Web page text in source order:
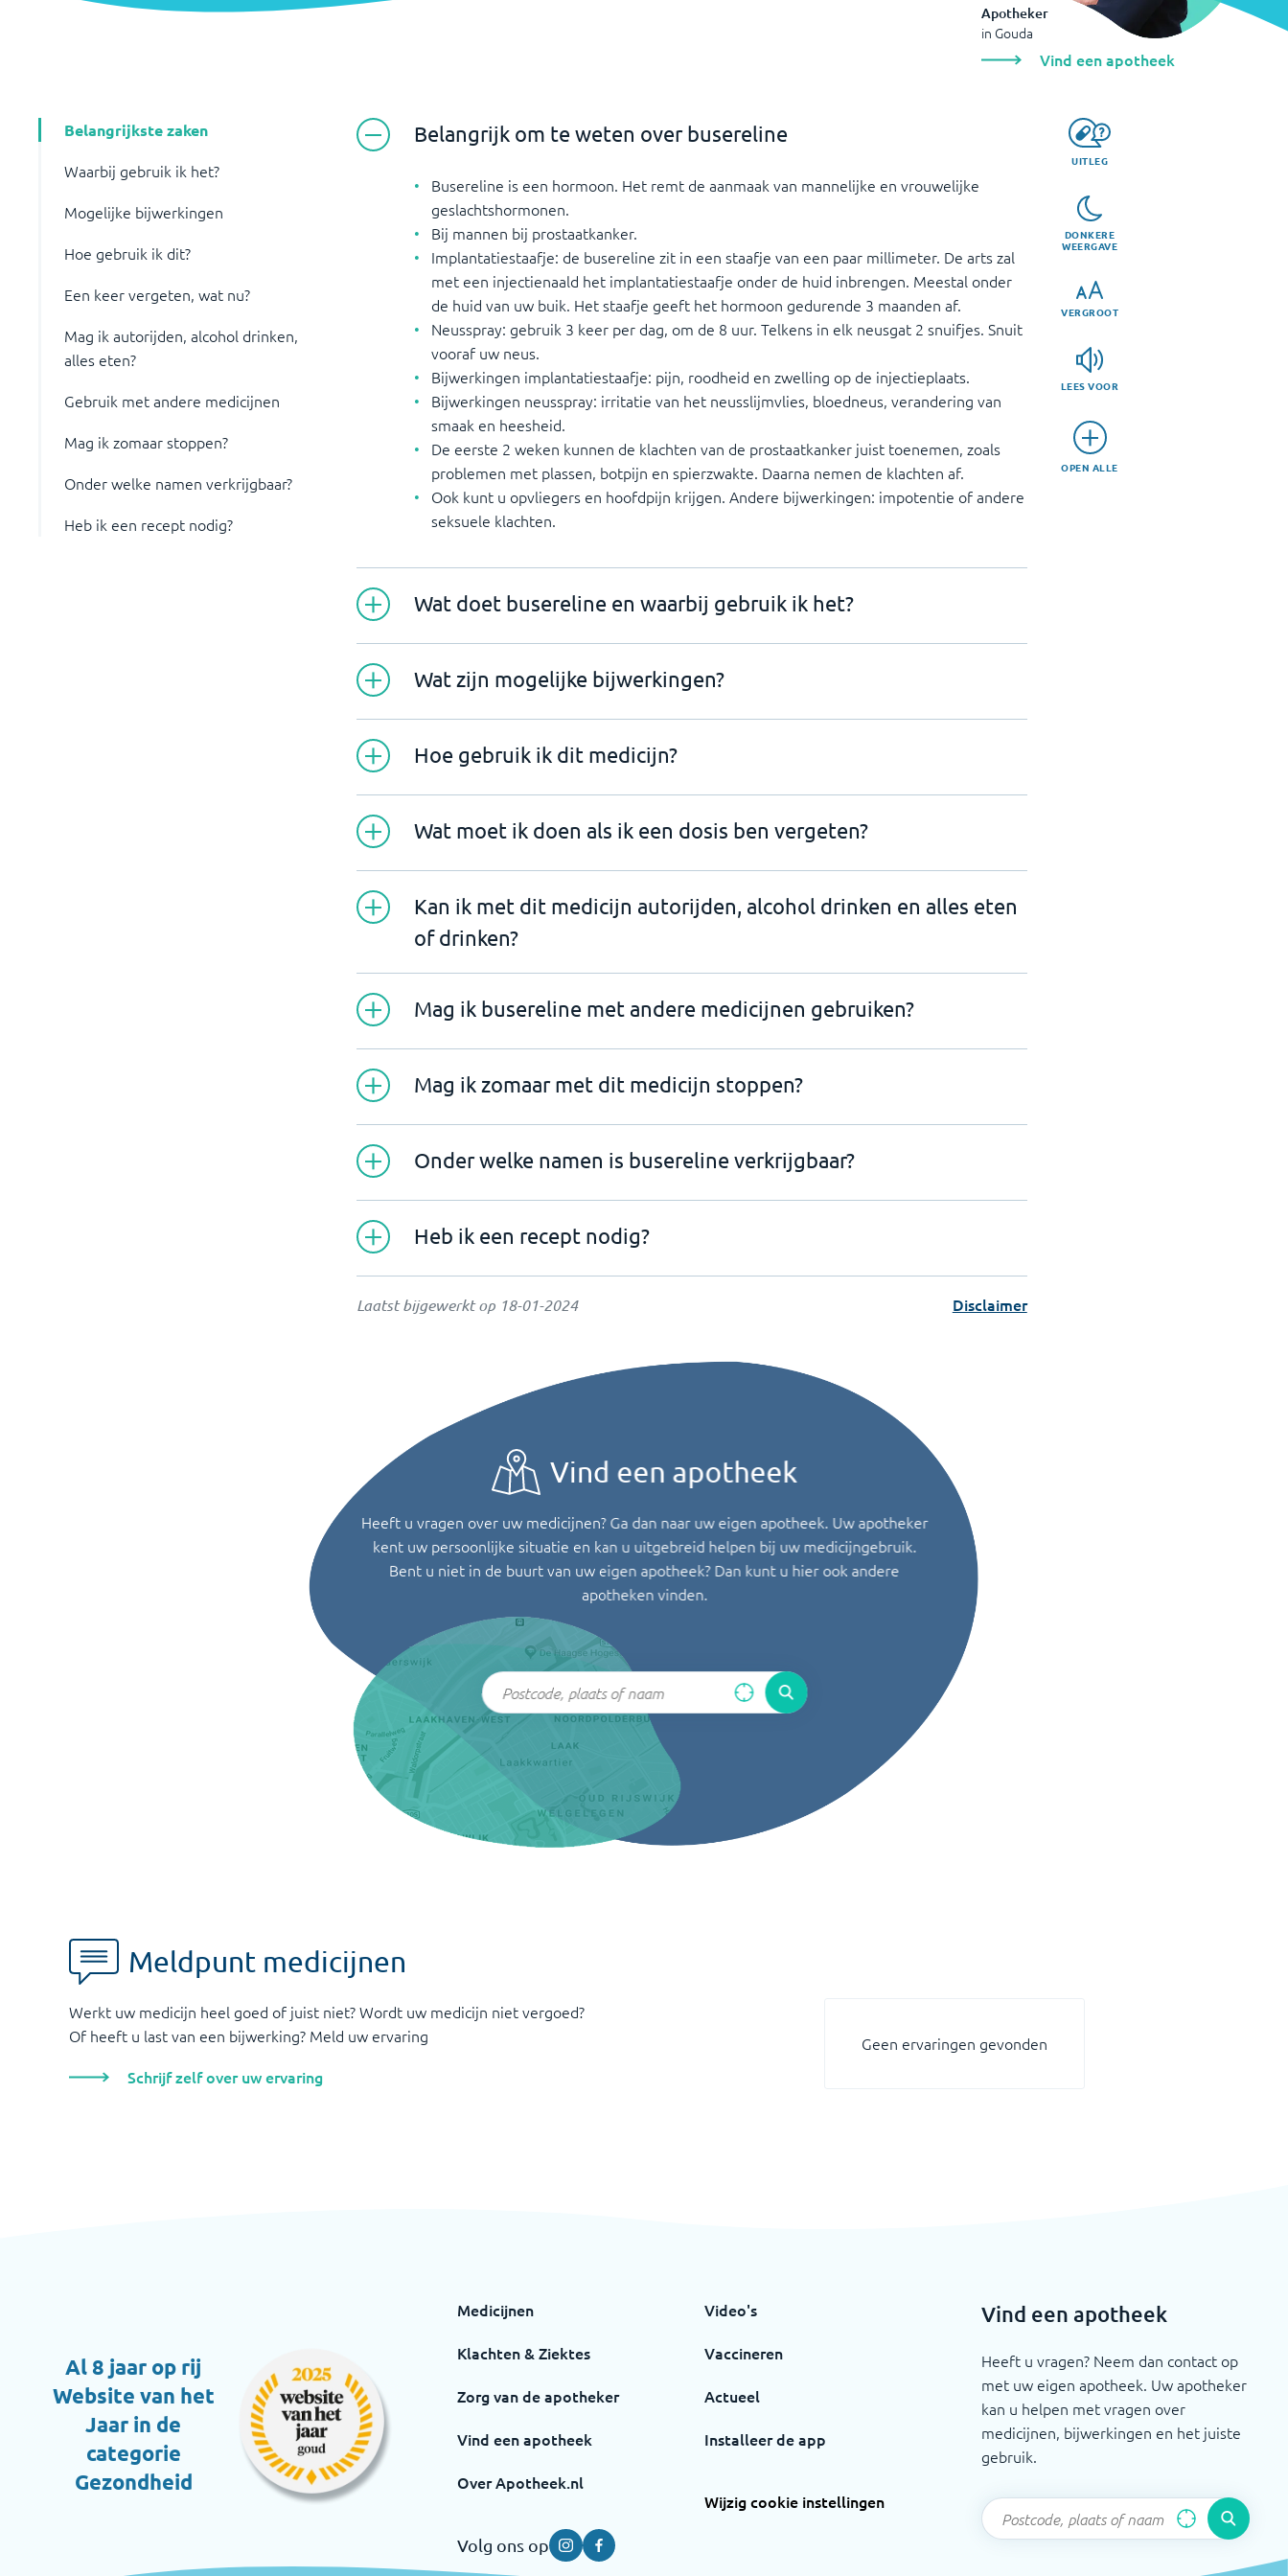
Apotheker
in Gouda
Vind een apotheek
Belangrijkste zaken
Waarbij gebruik ik het?
Mogelijke bijwerkingen
Hoe gebruik ik dit?
Een keer vergeten, wat nu?
Mag ik autorijden, alcohol drinken,
alles eten?
Gebruik met andere medicijnen
Mag ik zomaar stoppen?
Onder welke namen verkrijgbaar?
Heb ik een recept nodig?
UITLEG
DONKERE
WEERGAVE
VERGROOT
LEES VOOR
OPEN ALLE
Belangrijk om te weten over busereline
Busereline is een hormoon. Het remt de aanmaak van mannelijke en vrouwelijke
geslachtshormonen.
Bij mannen bij prostaatkanker.
Implantatiestaafje: de busereline zit in een staafje van een paar millimeter. De arts zal
met een injectienaald het implantatiestaafje onder de huid inbrengen. Meestal onder
de huid van uw buik. Het staafje geeft het hormoon gedurende 3 maanden af.
Neusspray: gebruik 3 keer per dag, om de 8 uur. Telkens in elk neusgat 2 snuifjes. Snuit
vooraf uw neus.
Bijwerkingen implantatiestaafje: pijn, roodheid en zwelling op de injectieplaats.
Bijwerkingen neusspray: irritatie van het neusslijmvlies, bloedneus, verandering van
smaak en heesheid.
De eerste 2 weken kunnen de klachten van de prostaatkanker juist toenemen, zoals
problemen met plassen, botpijn en spierzwakte. Daarna nemen de klachten af.
Ook kunt u opvliegers en hoofdpijn krijgen. Andere bijwerkingen: impotentie of andere
seksuele klachten.
Wat doet busereline en waarbij gebruik ik het?
Wat zijn mogelijke bijwerkingen?
Hoe gebruik ik dit medicijn?
Wat moet ik doen als ik een dosis ben vergeten?
Kan ik met dit medicijn autorijden, alcohol drinken en alles eten
of drinken?
Mag ik busereline met andere medicijnen gebruiken?
Mag ik zomaar met dit medicijn stoppen?
Onder welke namen is busereline verkrijgbaar?
Heb ik een recept nodig?
Laatst bijgewerkt op 18-01-2024 Disclaimer
Vind een apotheek
Heeft u vragen over uw medicijnen? Ga dan naar uw eigen apotheek. Uw apotheker
kent uw persoonlijke situatie en kan u uitgebreid helpen bij uw medicijngebruik.
Bent u niet in de buurt van uw eigen apotheek? Dan kunt u hier ook andere
apotheken vinden.
Meldpunt medicijnen
Werkt uw medicijn heel goed of juist niet? Wordt uw medicijn niet vergoed?
Of heeft u last van een bijwerking? Meld uw ervaring
Schrijf zelf over uw ervaring
Geen ervaringen gevonden
Al 8 jaar op rij
Website van het
Jaar in de
categorie
Gezondheid
Medicijnen
Klachten & Ziektes
Zorg van de apotheker
Vind een apotheek
Over Apotheek.nl
Video's
Vaccineren
Actueel
Installeer de app
Wijzig cookie instellingen
Volg ons op InstagramFacebook
Vind een apotheek
Heeft u vragen? Neem dan contact op
met uw eigen apotheek. Uw apotheker
kan u helpen met vragen over
medicijnen, bijwerkingen en het juiste
gebruik.